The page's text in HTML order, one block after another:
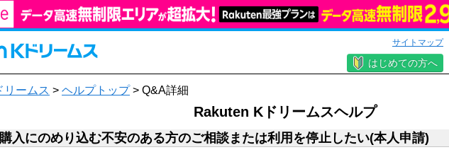
サイトマップ
はじめての方へ
リームス > ヘルプトップ> Q&A詳細
Rakuten Kドリームスヘルプ
入にのめり込む不安のある方のご相談または利用を停止したい(本人申請)